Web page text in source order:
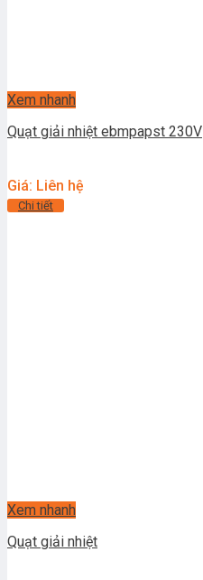
Xem nhanh
Quạt giải nhiệt ebmpapst 230V
Giá: Liên hệ
Chi tiết
Xem nhanh
Quạt giải nhiệt